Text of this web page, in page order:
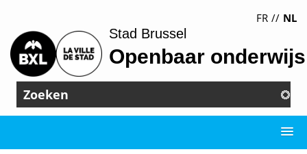
naar
de
inhoud
gaan
FR NL
Stad Brussel
Openbaar onderwijs
Zoeken